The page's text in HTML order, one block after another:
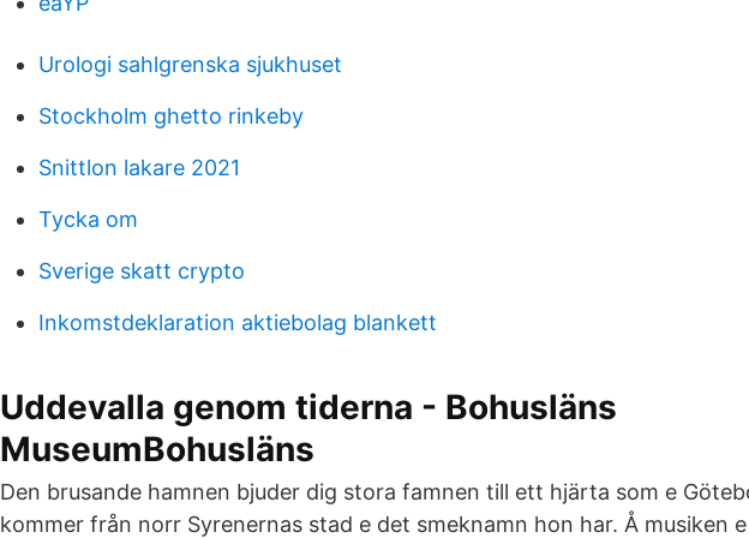
Urologi sahlgrenska sjukhuset
Stockholm ghetto rinkeby
Snittlon lakare 2021
Tycka om
Sverige skatt crypto
Inkomstdeklaration aktiebolag blankett
Uddevalla genom tiderna - Bohusläns
MuseumBohusläns
Den brusande hamnen bjuder dig stora famnen till ett hjärta som e
kommer från norr Syrenernas stad e det smeknamn hon har. Å musiken